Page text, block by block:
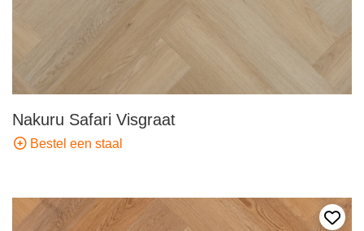
Nakuru Safari Visgraat
Bestel een staal
Voeg